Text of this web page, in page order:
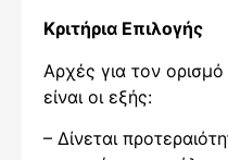
Κριτήρια Επιλογής
Αρχές για τον
είναι οι εξής:
– Δίνεται